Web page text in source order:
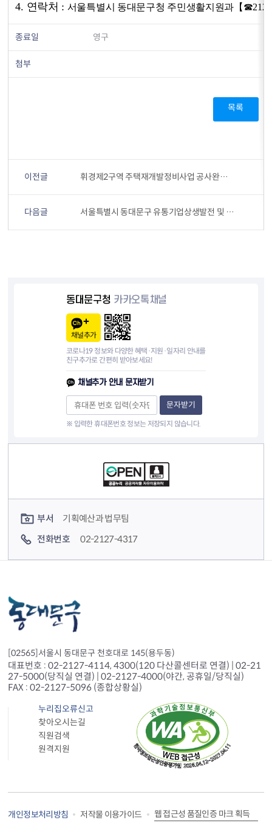
4. 연락처 : 서울특별시 동대문구청 주민생활지원과【 ☎
종료일 영구
첨부
목록
이전글 휘경제2구역 주택재개발정비사업 공사완료 고시
다음글 서울특별시 동대문구 유통기업상생발전 및 전통상업보존구역 지정 등에 관한 조례 공포 알림
동대문구청 카카오톡채널
채널추가
코로나19 정보와 다양한 혜택·지원·일자리 안내를
친구추가로 간편히 받아보세요!
채널추가 안내 문자받기
문자받기
※ 입력한 휴대폰번호 정보는 저장되지 않습니다.
부서
기획예산과 법무팀
전화번호
02-2127-4317
[02565]서울시 동대문구 천호대로 145(용두동)
대표번호 : 02-2127-4114, 4300(120 다산콜센터로 연결) | 02-21
27-5000(당직실 연결) | 02-2127-4000(야간, 공휴일/당직실)
FAX : 02-2127-5096 (종합상황실)
누리집오류신고
찾아오시는길
직원검색
원격지원
개인정보처리방침 저작물 이용가이드 웹 접근성 품질인증 마크 획득